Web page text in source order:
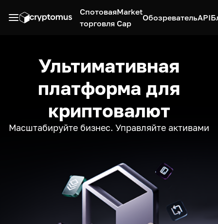
Спотовая
торговля
Market
Cap
ОбозревательAPI
Ультимативная
платформа для
криптовалют
Масштабируйте бизнес. Управляйте активами